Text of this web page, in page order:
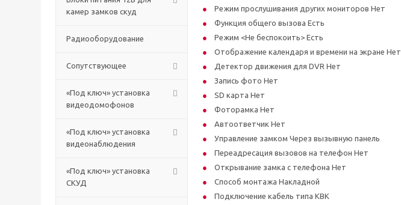
камер замков скуд
Радиооборудование
Сопутствующее
«Под ключ» установка
видеодомофонов
«Под ключ» установка
видеонаблюдения
«Под ключ» установка
СКУД
Режим прослушивания других мониторов Нет
Функция общего вызова Есть
Режим <Не беспокоить> Есть
Отображение календаря и времени на экране Нет
Детектор движения для DVR Нет
Запись фото Нет
SD карта Нет
Фоторамка Нет
Автоответчик Нет
Управление замком Через вызывную панель
Переадресация вызовов на телефон Нет
Открывание замка с телефона Нет
Способ монтажа Накладной
Подключение кабель типа КВК